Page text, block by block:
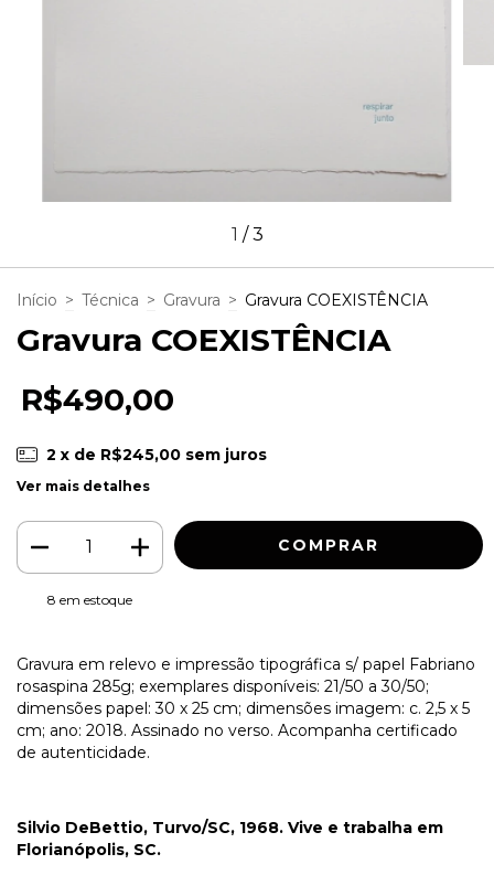
1 /3
Início > Técnica > Gravura > Gravura COEXISTÊNCIA
Gravura COEXISTÊNCIA
R$490,00
2 x de R$245,00 sem juros
Ver mais detalhes
8 em estoque
Gravura em relevo e impressão tipográfica s/ papel Fabriano
rosaspina 285g; exemplares disponíveis: 21/50 a 30/50;
dimensões papel: 30 x 25 cm; dimensões imagem: c. 2,5 x 5
cm; ano: 2018. Assinado no verso. Acompanha certificado
de autenticidade.
Silvio DeBettio, Turvo/SC, 1968. Vive e trabalha em
Florianópolis, SC.